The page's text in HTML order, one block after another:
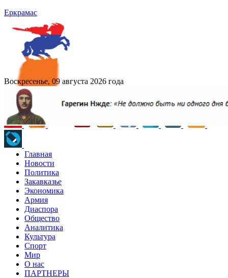
Еркрамас
Воскресенье, 09 августа 2026 года
Главная
Новости
Политика
Закавказье
Экономика
Армия
Диаспора
Общество
Аналитика
Культура
Спорт
Мир
О нас
ПАРТНЕРЫ